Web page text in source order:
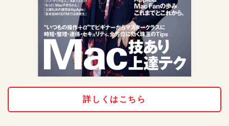
詳しくはこちら